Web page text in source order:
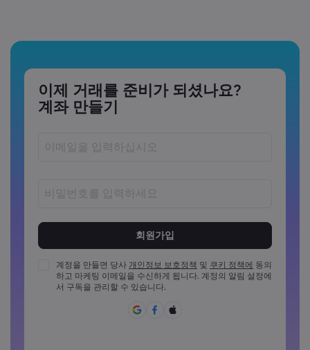
이제 거래를 준비가 되셨나요?
계좌 만들기
비밀번호는 최소 1개의 대문자를 포함해야 합니다
비밀번호는 최소 1개의 소문자를 포함해야 합니다
계정을 만들면 당사 개인정보 보호정책 및 쿠키 정책에 동의
하고 마케팅 이메일을 수신하게 됩니다. 계정의 알림 설정에
서 구독을 관리할 수 있습니다.